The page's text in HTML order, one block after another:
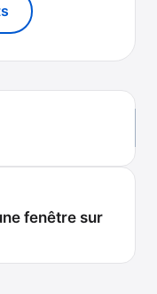
fenêtre sur